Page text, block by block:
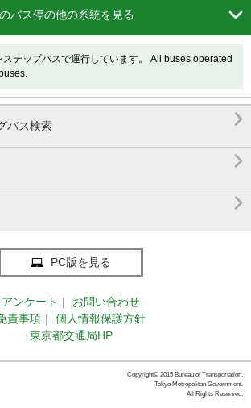
バス停の他の系統を見る 
テップバスで運行しています。 All buses operated
バス検索 


PC版を見る
アンケート ｜
お問い合わせ
責事項 ｜
個人情報保護方針
東京都交通局HP
Copyright© 2015 Bureau of Transportation.
Tokyo Metropolitan Government.
All Rights Reserved.